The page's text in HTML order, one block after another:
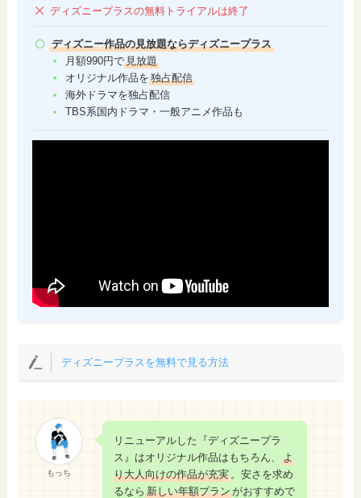
ディズニープラスの無料トライアルは終了
ディズニー作品の見放題ならディズニープラス
月額990円で 見放題
オリジナル作品を 独占配信
海外ドラマを独占配信
TBS系国内ドラマ・一般アニメ作品も
ディズニープラスを無料で見る方法
もっち
リニューアルした『ディズニープラ
ス』はオリジナル作品はもちろん、
よ
り大人向けの作品が充実。安さを求め
るなら 新しい年額プランがおすすめで